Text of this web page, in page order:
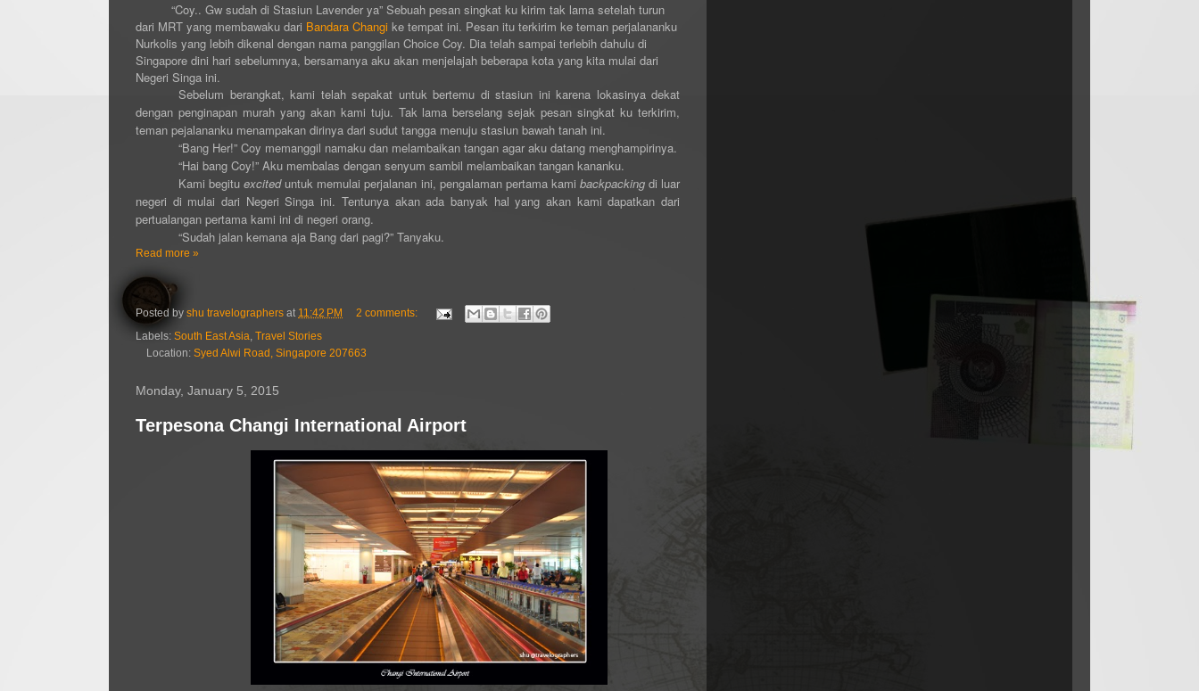
“Coy.. Gw sudah di Stasiun Lavender ya” Sebuah pesan singkat ku kirim tak lama setelah turun
dari MRT yang membawaku dari Bandara Changi ke tempat ini. Pesan itu terkirim ke teman perjalananku
Nurkolis yang lebih dikenal dengan nama panggilan Choice Coy. Dia telah sampai terlebih dahulu di
Singapore dini hari sebelumnya, bersamanya aku akan menjelajah beberapa kota yang kita mulai dari
Negeri Singa ini.
Sebelum berangkat, kami telah sepakat untuk bertemu di stasiun ini karena lokasinya dekat
dengan penginapan murah yang akan kami tuju. Tak lama berselang sejak pesan singkat ku terkirim,
teman pejalananku menampakan dirinya dari sudut tangga menuju stasiun bawah tanah ini.
“Bang Her!” Coy memanggil namaku dan melambaikan tangan agar aku datang menghampirinya.
“Hai bang Coy!” Aku membalas dengan senyum sambil melambaikan tangan kananku.
Kami begituexciteduntuk memulai perjalanan ini, pengalaman pertama kami backpackingdi luar
negeri di mulai dari Negeri Singa ini. Tentunya akan ada banyak hal yang akan kami dapatkan dari
pertualangan pertama kami ini di negeri orang.
“Sudah jalan kemana aja Bang dari pagi?” Tanyaku.
Read more »
Posted by shu travelographers at 11:42 PM
2 comments:
Labels: South East Asia, Travel Stories
Location: Syed Alwi Road, Singapore 207663
Monday, January 5, 2015
Terpesona Changi International Airport